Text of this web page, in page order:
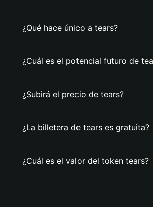
¿Qué hace único a tears?
¿Cuál es el potencial futuro de
¿Subirá el precio de tears?
¿La billetera de tears es gratuita?
¿Cuál es el valor del token tears?